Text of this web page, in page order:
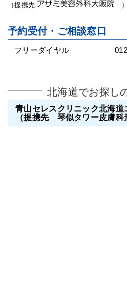
（提携先
）
予約受付・ご相談窓口
フリーダイヤル
北海道でお探し
青山セレスクリニック北海道
（提携先 琴似タワー皮膚科